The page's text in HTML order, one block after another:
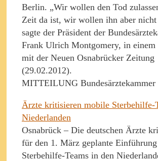
Berlin. „Wir wollen den Tod
Zeit da ist, wir wollen ihn aber nicht
sagte der Präsident der
Frank Ulrich Montgomery, in
mit der Neuen Osnabrücker Zeitung
(29.02.2012).
MITTEILUNG Bundesärztekammer
Ärzte kritisieren mobile Sterbehilfe-
Niederlanden
Osnabrück – Die deutschen Ärzte
für den 1. März geplante
Sterbehilfe-Teams in den